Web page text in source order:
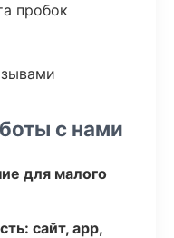
пробок
с нами
для малого
сайт, app,